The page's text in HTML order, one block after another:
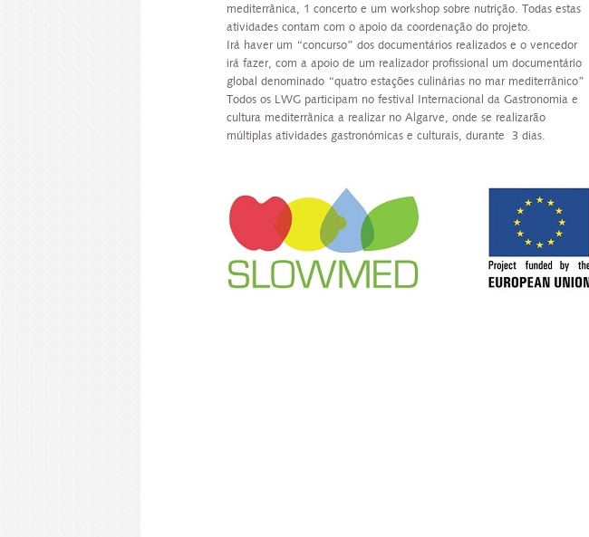
mediterrânica, 1 concerto e um workshop sobre nutrição. Todas estas
atividades contam com o apoio da coordenação do projeto.
Irá haver um “concurso” dos documentários realizados e o vencedor
irá fazer, com a apoio de um realizador profissional um documentário
global denominado “quatro estações culinárias no mar mediterrânico”
Todos os LWG participam no festival Internacional da Gastronomia e
cultura mediterrânica a realizar no Algarve, onde se realizarão
múltiplas atividades gastronómicas e culturais, durante 3 dias.